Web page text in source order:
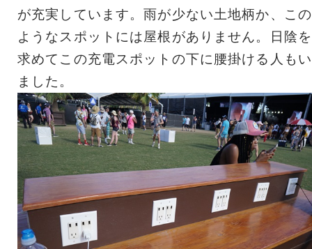
が充実しています。雨が少ない土地柄か、この
ようなスポットには屋根がありません。日陰を
求めてこの充電スポットの下に腰掛ける人もい
ました。